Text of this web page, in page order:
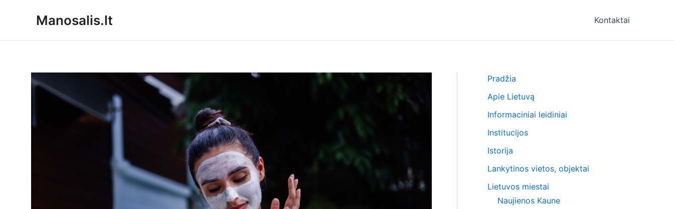
Manosalis.lt Kontaktai
Pradžia
Apie Lietuvą
Informaciniai leidiniai
Institucijos
Istorija
Lankytinos vietos, objektai
Lietuvos miestai
Naujienos Kaune